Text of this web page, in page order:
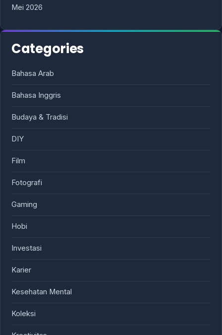
Mei 2026
Categories
Bahasa Arab
Bahasa Inggris
Budaya & Tradisi
DIY
Film
Fotografi
Gaming
Hobi
Investasi
Karier
Kesehatan Mental
Koleksi